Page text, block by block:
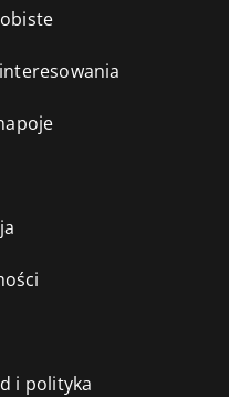
i polityka